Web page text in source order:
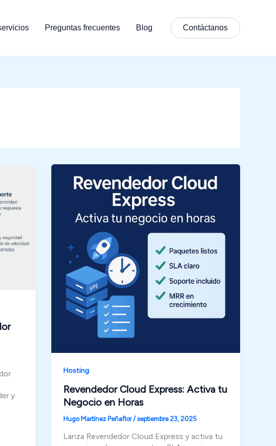
Preguntas frecuentes Blog Contáctanos
y
Hosting
Revendedor Cloud Express: Activa tu
Negocio en Horas
Hugo Martínez Peñaflor/septiembre 23, 2025
Lanza Revendedor Cloud Express y activa tu